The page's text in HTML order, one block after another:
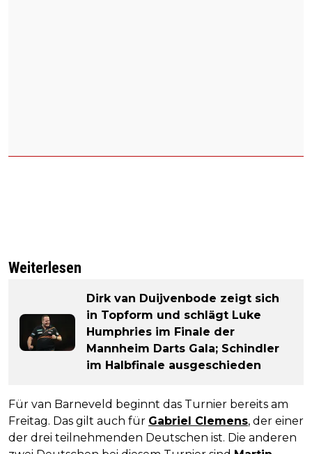
Weiterlesen
Dirk van Duijvenbode zeigt sich
in Topform und schlägt Luke
Humphries im Finale der
Mannheim Darts Gala; Schindler
im Halbfinale ausgeschieden
Für van Barneveld beginnt das Turnier bereits am
Freitag. Das gilt auch für Gabriel Clemens, der einer
der drei teilnehmenden Deutschen ist. Die anderen